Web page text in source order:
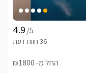
/5
החל מ- ₪1800